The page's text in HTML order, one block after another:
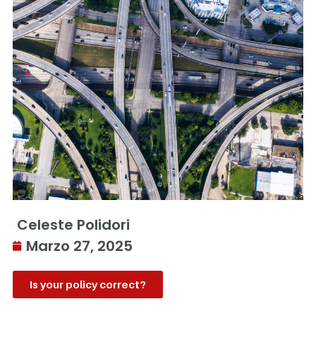
Celeste Polidori
Marzo 27, 2025
Is your policy correct?